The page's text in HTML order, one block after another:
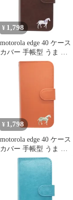
¥ 1,798
motorola edge 40 ケース
カバー 手帳型 うま 馬
edge 40ケース edge 40カ
バー edge40ケース
edge40カバー "q-6pl-
¥ 1,798
motorola edge 40 ケース
カバー 手帳型 うま 馬
edge 40ケース edge 40カ
バー edge40ケース
edge40カバー "q-5pl-